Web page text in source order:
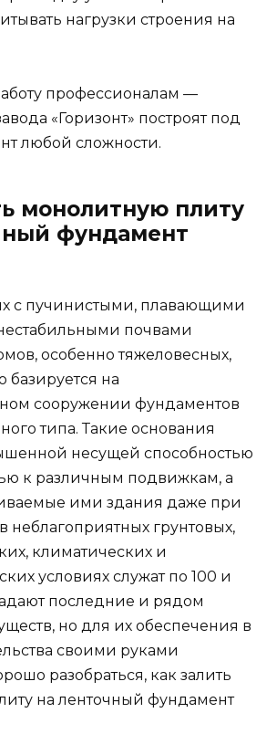
нагрузки строения на
профессионалам —
«Горизонт» построят под
любой сложности.
монолитную плиту
фундамент
с пучинистыми, плавающими
почвами
особенно тяжеловесных,
базируется на
сооружении фундаментов
типа. Такие основания
несущей способностью
к различным подвижкам, а
ими здания даже при
неблагоприятных грунтовых,
климатических и
условиях служат по 100 и
последние и рядом
но для их обеспечения в
своими руками
разобраться, как залить
на ленточный фундамент